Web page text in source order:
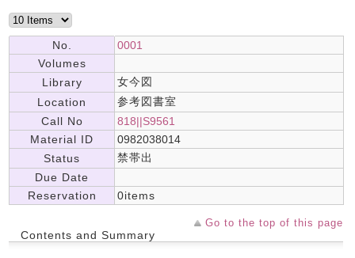
No.
0001
Volumes
Library
女今図
Location
参考図書室
Call No
818||S9561
Material ID
0982038014
Status
禁帯出
Due Date
Reservation
0items
Go to the top of this page
Contents and Summary